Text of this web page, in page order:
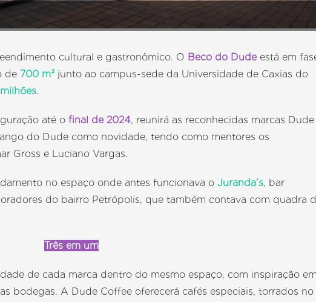
cultural e gastronômico. O Beco do Dude está em
de 700 m² junto ao campus-sede da Universidade de Caxias do
.
até o final de 2024, reunirá as reconhecidas marcas Dude
do Dude como novidade, tendo como mentores os
Gross e Luciano Vargas.
no espaço onde antes funcionava oJuranda’s, bar
do bairro Petrópolis, que também contava com quadra
Três em um
de cada marca dentro do mesmo espaço, com inspiração em
bodegas. A Dude Coffee oferecerá cafés especiais, torrados no